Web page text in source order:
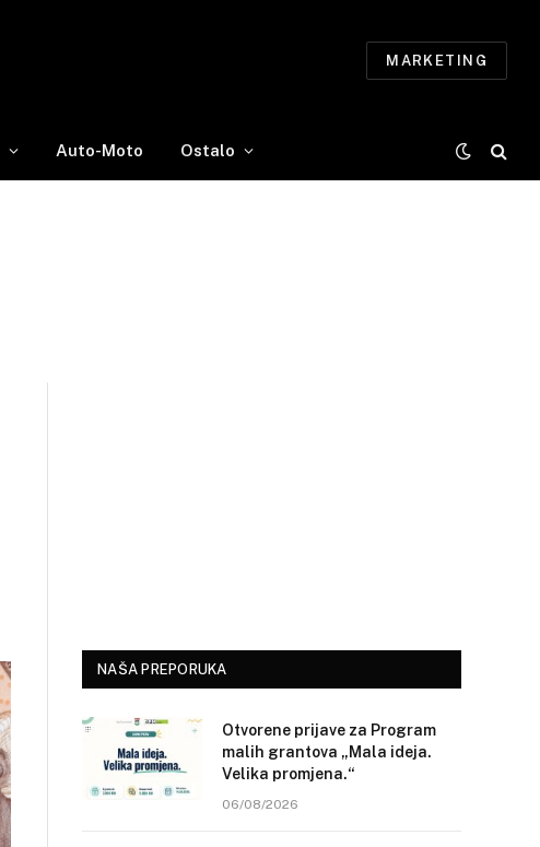
MARKETING
Auto-Moto Ostalo
NAŠA PREPORUKA
Otvorene prijave za Program
malih grantova „Mala ideja.
Velika promjena.“
06/08/2026